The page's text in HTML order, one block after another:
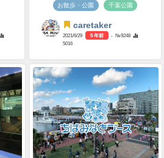
お散歩・公園 千葉公園
caretaker
2021/6/29 5 年前
- №9248
5016